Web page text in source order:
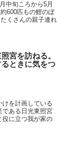
中旬ころから5月
600匹もの鯉のぼ
くさんの親子連れ
宮を訪ねる。
ときに気をつ
を計画している
である日光東照宮
役に立つ我が家の